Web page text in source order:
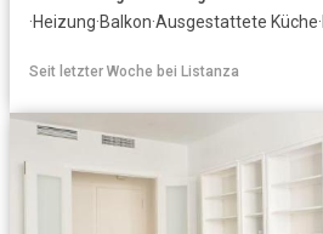
·Heizung·Balkon·Ausgestattete Küche·
Seit letzter Woche bei Listanza